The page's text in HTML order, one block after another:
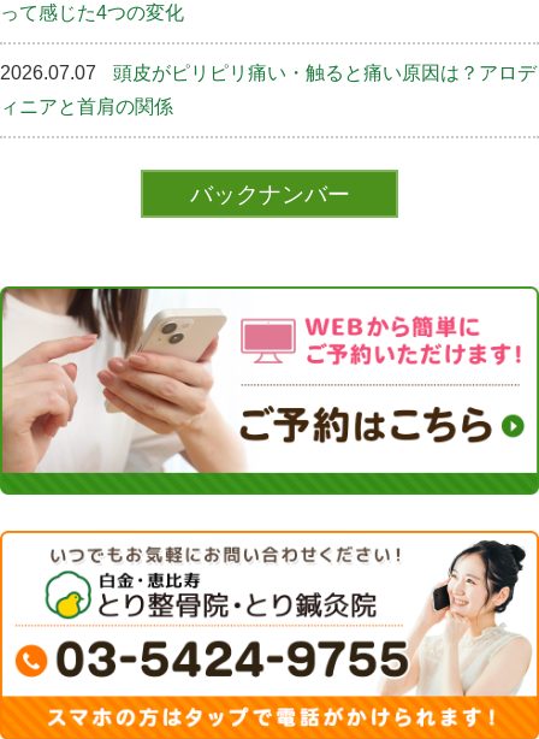
って感じた4つの変化
2026.07.07
頭皮がピリピリ痛い・触ると痛い原因は？アロデ
ィニアと首肩の関係
バックナンバー